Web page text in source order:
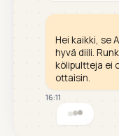
Hei kaikki, se
hyvä diili.
kölipultteja ei
ottaisin.
16:11